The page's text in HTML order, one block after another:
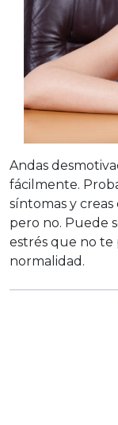
Andas
fácilmente.
síntomas y creas
pero no. Puede
estrés que no te
normalidad.